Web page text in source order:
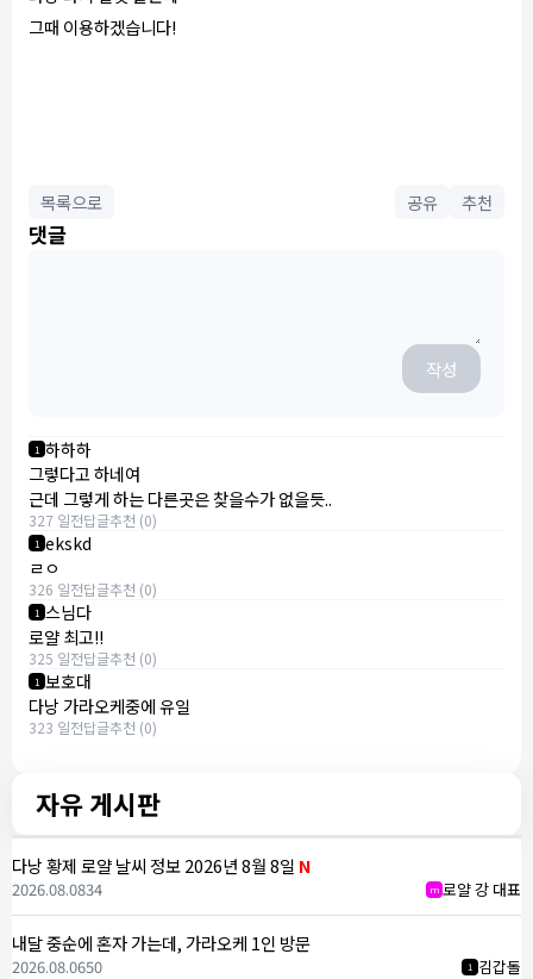
그때 이용하겠습니다!
목록으로 공유 추천
댓글
작성
1 하하하
그렇다고 하네여
근데 그렇게 하는 다른곳은 찾을수가 없을듯..
327 일전답글추천 (0)
1 ekskd
ㄹㅇ
326 일전답글추천 (0)
1 스님다
로얄 최고!!
325 일전답글추천 (0)
1 보호대
다낭 가라오케중에 유일
323 일전답글추천 (0)
자유 게시판
다낭 황제 로얄 날씨 정보 2026년 8월 8일 N
m 로얄 강 대표
2026.08.0834
내달 중순에 혼자 가는데, 가라오케 1인 방문
1 김갑돌
2026.08.0650